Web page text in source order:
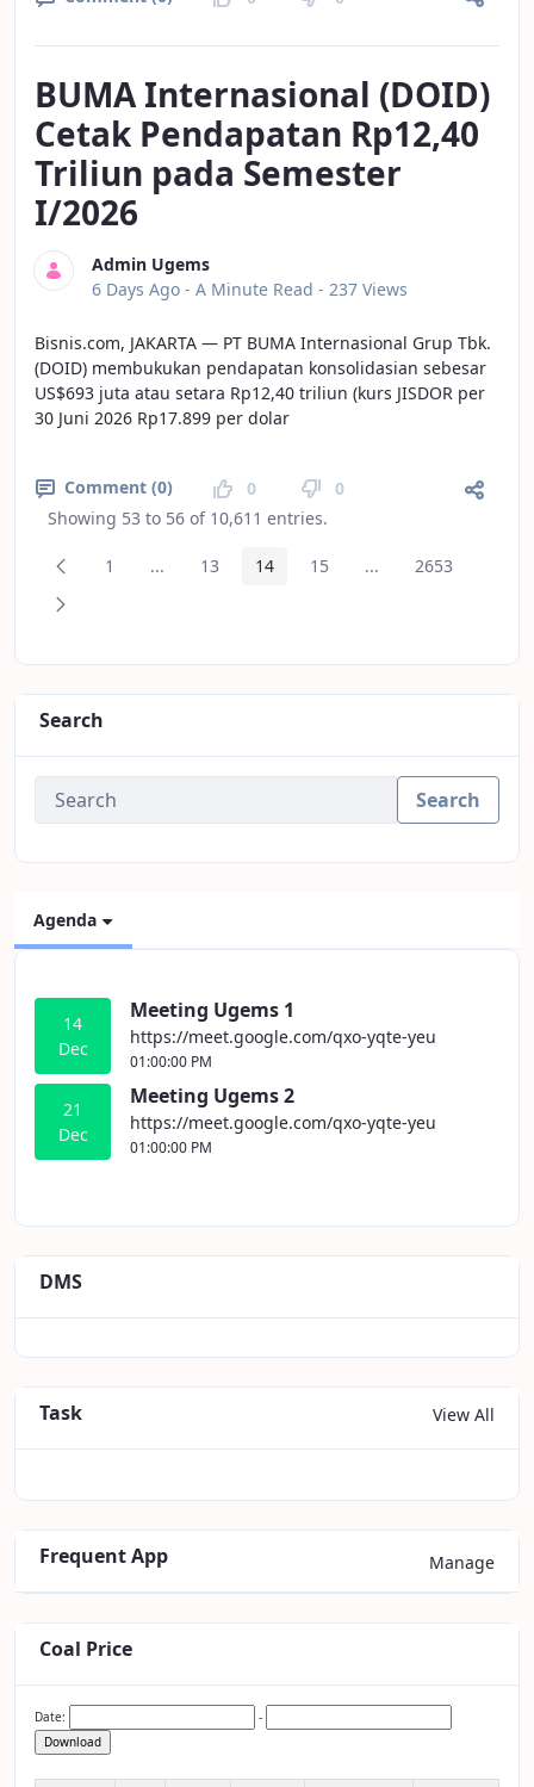
BUMA Internasional (DOID)
Cetak Pendapatan Rp12,40
Triliun pada Semester
I/2026
Admin Ugems
Published Date
6 Days Ago - A Minute Read - 237 Views
Bisnis.com, JAKARTA — PT BUMA Internasional Grup Tbk.
(DOID) membukukan pendapatan konsolidasian sebesar
US$693 juta atau setara Rp12,40 triliun (kurs JISDOR per
30 Juni 2026 Rp17.899 per dolar
Comment (0) 0
0
Showing 53 to 56 of 10,611 entries.
Previous Page
Page
1 ...Intermediate Pages
Page
13 Page
14 Page
15 ...Intermediate Pages
Page
2653
Next Page
Search
Search
Agenda
14
Dec
Meeting Ugems 1
https://meet.google.com/qxo-yqte-yeu
01:00:00 PM
21
Dec
Meeting Ugems 2
https://meet.google.com/qxo-yqte-yeu
01:00:00 PM
DMS
Task View All
Frequent App Manage
Coal Price
Date:
-
Download